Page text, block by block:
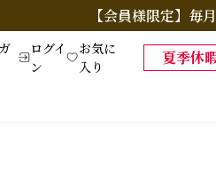
【会員様限定】毎
ログイ
ン
お気に
入り
夏季休